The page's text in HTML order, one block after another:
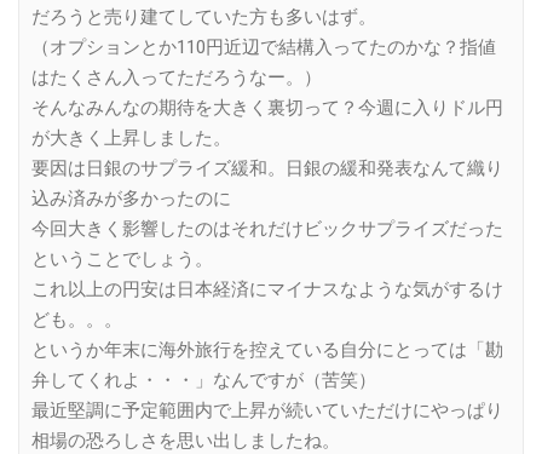
だろうと売り建てしていた方も多いはず。
（オプションとか110円近辺で結構入ってたのかな？指値
はたくさん入ってただろうなー。）
そんなみんなの期待を大きく裏切って？今週に入りドル円
が大きく上昇しました。
要因は日銀のサプライズ緩和。日銀の緩和発表なんて織り
込み済みが多かったのに
今回大きく影響したのはそれだけビックサプライズだった
ということでしょう。
これ以上の円安は日本経済にマイナスなような気がするけ
ども。。。
というか年末に海外旅行を控えている自分にとっては「勘
弁してくれよ・・・」なんですが（苦笑）
最近堅調に予定範囲内で上昇が続いていただけにやっぱり
相場の恐ろしさを思い出しましたね。